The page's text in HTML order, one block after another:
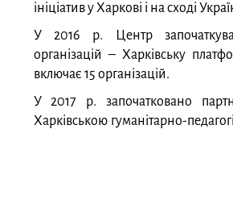
ініціатив у Харкові і на сході
У 2016 р. Центр
організацій – Харківську
включає 15 організацій.
У 2017 р. започатковано
Харківською гуманітарно-